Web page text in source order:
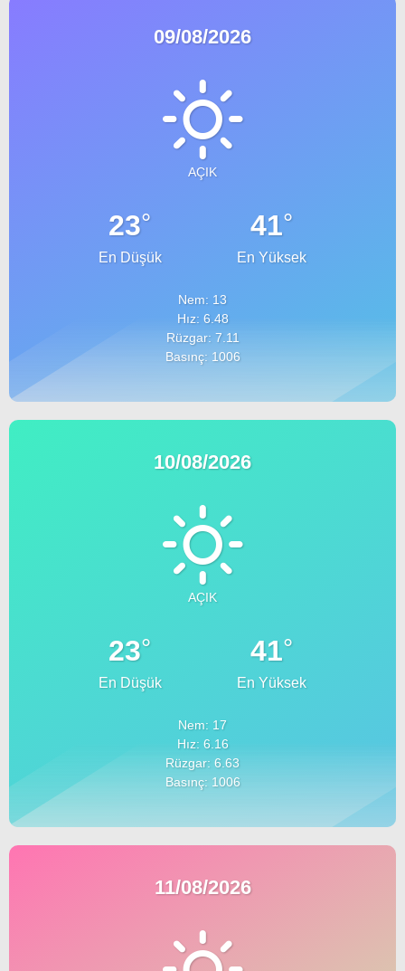
09/08/2026
AÇIK
23°
En Düşük
41°
En Yüksek
Nem: 13
Hız: 6.48
Rüzgar: 7.11
Basınç: 1006
10/08/2026
AÇIK
23°
En Düşük
41°
En Yüksek
Nem: 17
Hız: 6.16
Rüzgar: 6.63
Basınç: 1006
11/08/2026